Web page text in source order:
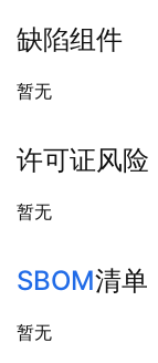
缺陷组件
暂无
许可证风险
暂无
SBOM清单
暂无